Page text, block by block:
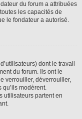
du forum a attribuées
les capacités de
le fondateur a autorisé.
dont le travail
du forum. Ils ont le
verrouiller, déverrouiller,
modèrent.
utilisateurs partent en